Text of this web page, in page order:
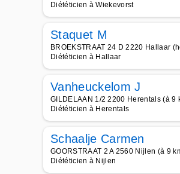
Diététicien à Wiekevorst
Staquet M
BROEKSTRAAT 24 D 2220 Hallaar
Diététicien à Hallaar
Vanheuckelom J
GILDELAAN 1/2 2200 Herentals (à 9
Diététicien à Herentals
Schaalje Carmen
GOORSTRAAT 2 A 2560 Nijlen (à 9
Diététicien à Nijlen